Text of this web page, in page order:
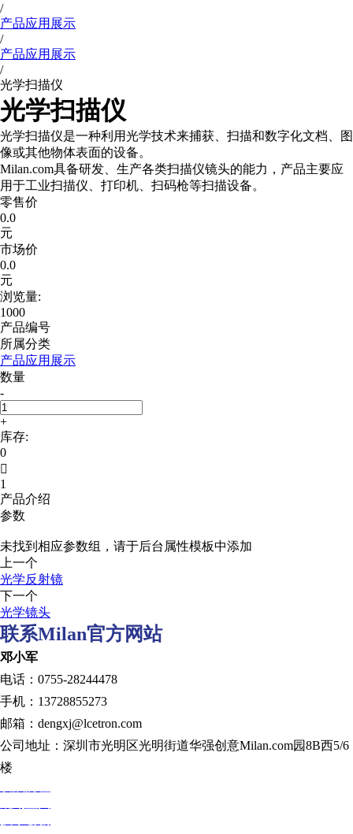
/
产品应用展示
/
产品应用展示
/
光学扫描仪
光学扫描仪
光学扫描仪是一种利用光学技术来捕获、扫描和数字化文档、图
像或其他物体表面的设备。
Milan.com具备研发、生产各类扫描仪镜头的能力，产品主要应
用于工业扫描仪、打印机、扫码枪等扫描设备。
零售价
0.0
元
市场价
0.0
元
浏览量:
1000
产品编号
所属分类
产品应用展示
数量
-
+
库存:
0

1
产品介绍
参数
未找到相应参数组，请于后台属性模板中添加
上一个
光学反射镜
下一个
光学镜头
联系Milan官方网站
邓小军
电话：0755-28244478
手机：13728855273
邮箱：dengxj@lcetron.com
公司地址：深圳市光明区光明街道华强创意Milan.com园8B西5/6
楼